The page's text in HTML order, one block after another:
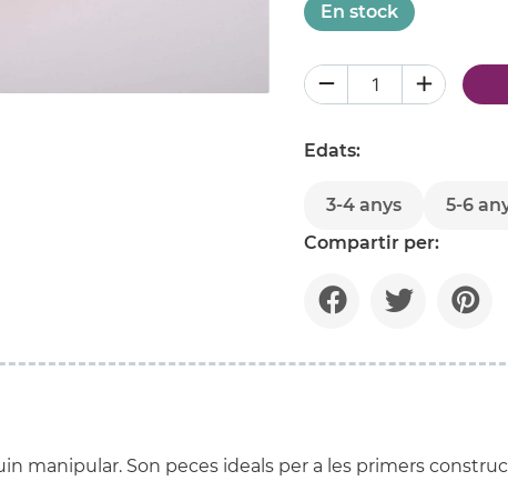
En stock
Edats:
3-4 anys
5-6
Compartir per:
manipular. Son peces ideals per a les primers